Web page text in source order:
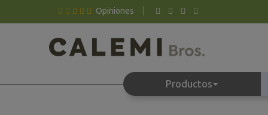
Opiniones
Productos